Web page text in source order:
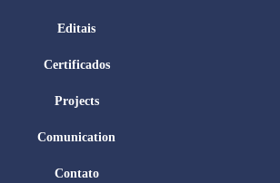
Editais
Certificados
Projects
Comunication
Contato